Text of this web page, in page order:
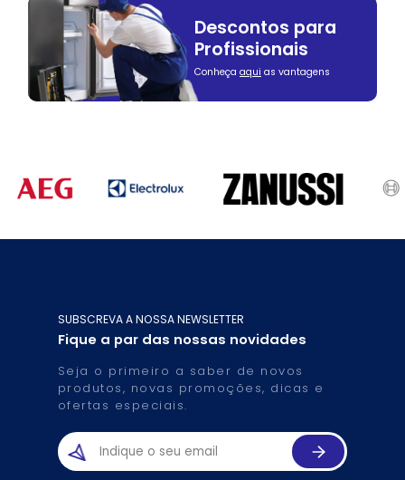
Descontos para
Profissionais
Conheça aqui as vantagens
SUBSCREVA A NOSSA NEWSLETTER
Fique a par das nossas novidades
Seja o primeiro a saber de novos
produtos, novas promoções, dicas e
ofertas especiais.